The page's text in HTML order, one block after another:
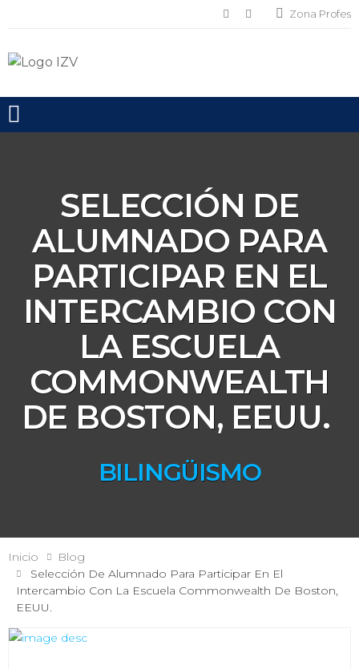
Zona Profes
Toggle mobile menu
SELECCIÓN DE
ALUMNADO PARA
PARTICIPAR EN EL
INTERCAMBIO CON
LA ESCUELA
COMMONWEALTH
DE BOSTON, EEUU.
BILINGÜISMO
Inicio
Blog
Selección De Alumnado Para Participar En El
Intercambio Con La Escuela Commonwealth De Boston,
EEUU.